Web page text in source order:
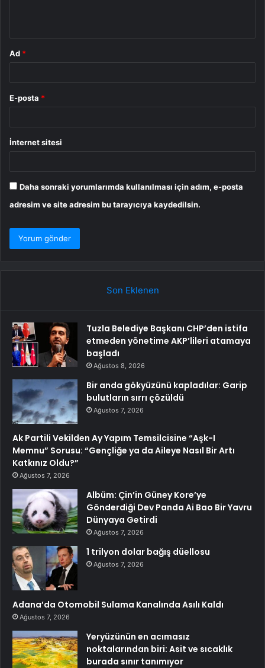
Ad *
E-posta *
İnternet sitesi
Daha sonraki yorumlarımda kullanılması için adım, e-posta
adresim ve site adresim bu tarayıcıya kaydedilsin.
Son Eklenen
Tuzla Belediye Başkanı CHP’den istifa
etmeden yönetime AKP’lileri atamaya
başladı
Ağustos 8, 2026
Bir anda gökyüzünü kapladılar: Garip
bulutların sırrı çözüldü
Ağustos 7, 2026
Ak Partili Vekilden Ay Yapım Temsilcisine “Aşk-I
Memnu” Sorusu: “Gençliğe ya da Aileye Nasıl Bir Artı
Katkınız Oldu?”
Ağustos 7, 2026
Albüm: Çin’in Güney Kore’ye
Gönderdiği Dev Panda Ai Bao Bir Yavru
Dünyaya Getirdi
Ağustos 7, 2026
1 trilyon dolar bağış düellosu
Ağustos 7, 2026
Adana’da Otomobil Sulama Kanalında Asılı Kaldı
Ağustos 7, 2026
Yeryüzünün en acımasız
noktalarından biri: Asit ve sıcaklık
burada sınır tanımıyor